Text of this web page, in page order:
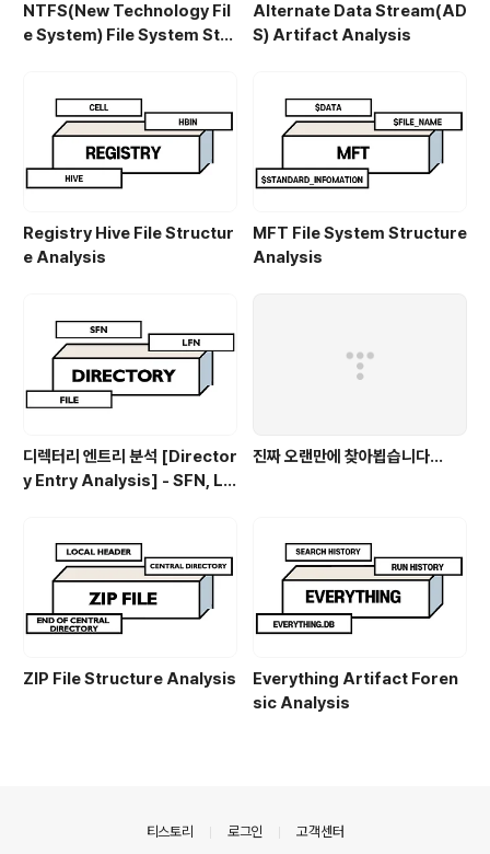
NTFS(New Technology Fil
e System) File System Stru
Alternate Data Stream(AD
S) Artifact Analysis
Registry Hive File Structur
e Analysis
MFT File System Structure
Analysis
디렉터리 엔트리 분석 [Director
y Entry Analysis] - SFN, LF
진짜 오랜만에 찾아뵙습니다...
ZIP File Structure Analysis
Everything Artifact Foren
sic Analysis
티스토리 로그인 고객센터